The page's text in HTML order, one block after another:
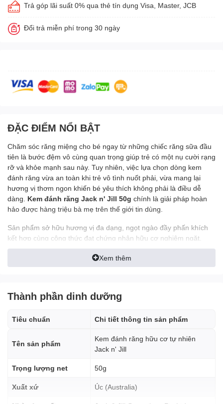
Trả góp lãi suất 0% qua thẻ tín dụng Visa, Master, JCB
Đổi trả miễn phí trong 30 ngày
ĐẶC ĐIỂM NỔI BẬT
Chăm sóc răng miệng cho bé ngay từ những chiếc răng sữa đầu
tiên là bước đệm vô cùng quan trọng giúp trẻ có một nụ cười rạng
rỡ và khỏe mạnh sau này. Tuy nhiên, việc lựa chọn dòng kem
đánh răng vừa an toàn khi trẻ vô tình nuốt phải, vừa mang lại
hương vị thơm ngon khiến bé yêu thích không phải là điều dễ
dàng. Kem đánh răng Jack n' Jill 50g chính là giải pháp hoàn
hảo được hàng triệu bà mẹ trên thế giới tin dùng.
Sản phẩm sở hữu hương vị đa dạng, ngọt ngào đầy phấn khích
kết hợp cùng công thức đạt chứng nhận hữu cơ nghiêm ngặt,
hứa hẹn sẽ biến mỗi giờ đánh răng của bé thành một trải nghiệm
vui vẻ, tràn ngập tiếng cười.
Chứng Nhận Toàn Cầu Uy
Tín
Khi lựa chọn các dòng sản phẩm chăm sóc răng miệng cho trẻ
nhỏ, nguồn gốc và mức độ an toàn luôn là tiêu chuẩn hàng đầu
đánh răng Jack n' Jill
, bố mẹ hoàn toàn có thể an tâm tuyệt đối:
Xuất xứ:
Úc (Made in Australia) – Quốc gia có các tiêu
Xem thêm
Thành phần dinh dưỡng
Tiêu chuẩn Chi tiết thông tin sản phẩm
Tên sản phẩm
Kem đánh răng hữu cơ tự nhiên
Jack n' Jill
Trọng lượng net 50g
Xuất xứ Úc (Australia)